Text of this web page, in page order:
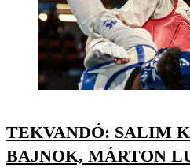
TEKVANDÓ: SALIM
BAJNOK, MÁRTON